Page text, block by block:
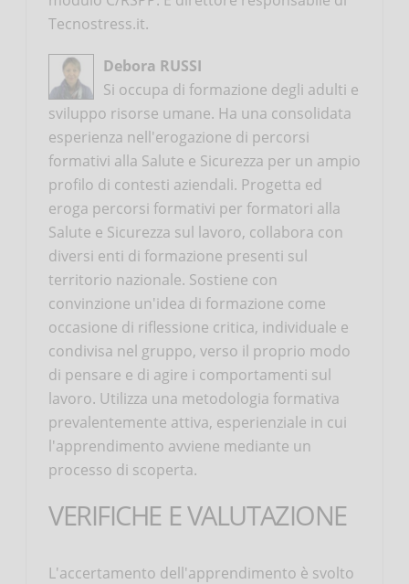
Tecnostress.it.
Debora RUSSI
Si occupa di formazione degli adulti e
sviluppo risorse umane. Ha una consolidata
esperienza nell'erogazione di percorsi
formativi alla Salute e Sicurezza per un ampio
profilo di contesti aziendali. Progetta ed
eroga percorsi formativi per formatori alla
Salute e Sicurezza sul lavoro, collabora con
diversi enti di formazione presenti sul
territorio nazionale. Sostiene con
convinzione un'idea di formazione come
occasione di riflessione critica, individuale e
condivisa nel gruppo, verso il proprio modo
di pensare e di agire i comportamenti sul
lavoro. Utilizza una metodologia formativa
prevalentemente attiva, esperienziale in cui
l'apprendimento avviene mediante un
processo di scoperta.
VERIFICHE E VALUTAZIONE
L'accertamento dell'apprendimento è svolto